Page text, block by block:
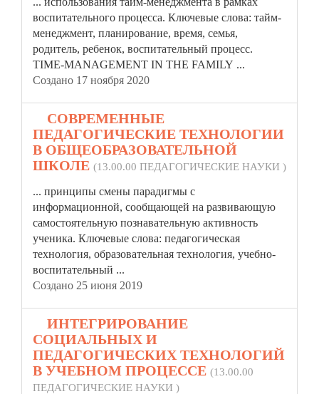
воспитательного процесса. Ключевые слова: тайм-
менеджмент, планирование, время, семья,
родитель, ребенок, воспитательный процесс.
TIME-MANAGEMENT IN THE FAMILY ...
Создано 17 ноября 2020
СОВРЕМЕННЫЕ
ПЕДАГОГИЧЕСКИЕ ТЕХНОЛОГИИ
В ОБЩЕОБРАЗОВАТЕЛЬНОЙ
ШКОЛЕ (13.00.00 ПЕДАГОГИЧЕСКИЕ НАУКИ )
... принципы смены парадигмы с
информационной, сообщающей на развивающую
самостоятельную познавательную активность
ученика. Ключевые слова: педагогическая
технология, образовательная технология, учебно-
воспитательный ...
Создано 25 июня 2019
ИНТЕГРИРОВАНИЕ
СОЦИАЛЬНЫХ И
ПЕДАГОГИЧЕСКИХ ТЕХНОЛОГИЙ
В УЧЕБНОМ ПРОЦЕССЕ (13.00.00
ПЕДАГОГИЧЕСКИЕ НАУКИ )